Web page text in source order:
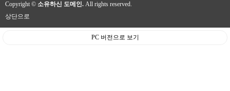
Copyright © 소유하신 도메인. All rights reserved.
상단으로
PC 버전으로 보기